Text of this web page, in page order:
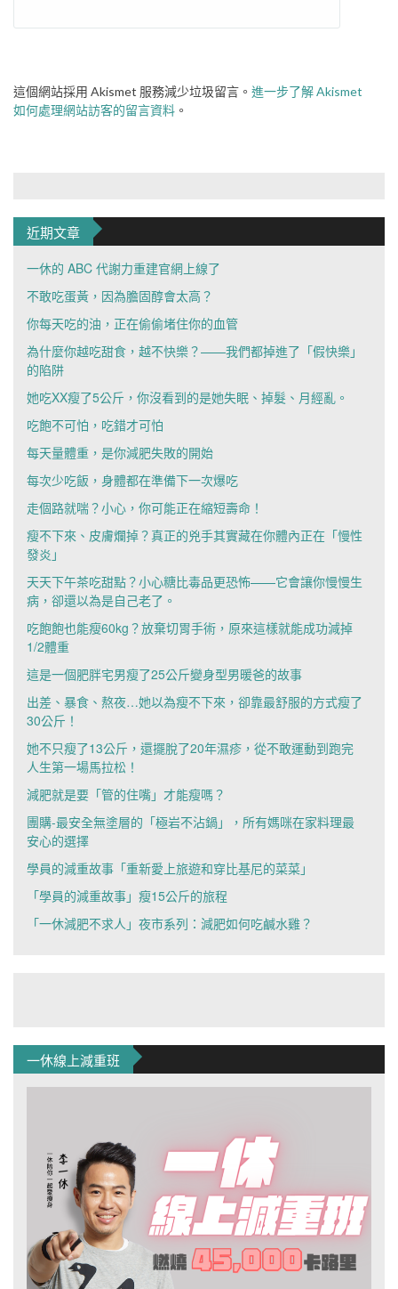
這個網站採用 Akismet 服務減少垃圾留言。 進一步了解 Akismet
如何處理網站訪客的留言資料 。
近期文章
一休的 ABC 代謝力重建官網上線了
不敢吃蛋黃，因為膽固醇會太高？
你每天吃的油，正在偷偷堵住你的血管
為什麼你越吃甜食，越不快樂？——我們都掉進了「假快樂」
的陷阱
她吃XX瘦了5公斤，你沒看到的是她失眠、掉髮、月經亂。
吃飽不可怕，吃錯才可怕
每天量體重，是你減肥失敗的開始
每次少吃飯，身體都在準備下一次爆吃
走個路就喘？小心，你可能正在縮短壽命！
瘦不下來、皮膚爛掉？真正的兇手其實藏在你體內正在「慢性
發炎」
天天下午茶吃甜點？小心糖比毒品更恐怖——它會讓你慢慢生
病，卻還以為是自己老了。
吃飽飽也能瘦60kg？放棄切胃手術，原來這樣就能成功減掉
1/2體重
這是一個肥胖宅男瘦了25公斤變身型男暖爸的故事
出差、暴食、熬夜…她以為瘦不下來，卻靠最舒服的方式瘦了
30公斤！
她不只瘦了13公斤，還擺脫了20年濕疹，從不敢運動到跑完
人生第一場馬拉松！
減肥就是要「管的住嘴」才能瘦嗎？
團購-最安全無塗層的「極岩不沾鍋」，所有媽咪在家料理最
安心的選擇
學員的減重故事「重新愛上旅遊和穿比基尼的菜菜」
「學員的減重故事」瘦15公斤的旅程
「一休減肥不求人」夜市系列：減肥如何吃鹹水雞？
一休線上減重班